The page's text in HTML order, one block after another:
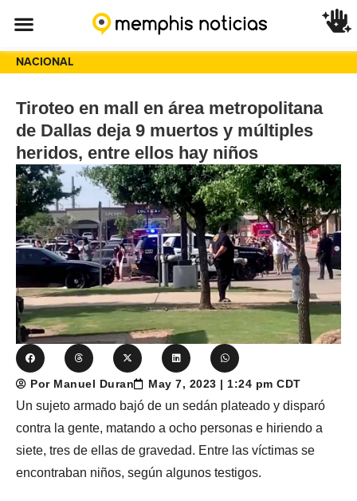
NACIONAL
Tiroteo en mall en área metropolitana
de Dallas deja 9 muertos y múltiples
heridos, entre ellos hay niños
Por Manuel Duran May 7, 2023 | 1:24 pm CDT
Un sujeto armado bajó de un sedán plateado y disparó
contra la gente, matando a ocho personas e hiriendo a
siete, tres de ellas de gravedad. Entre las víctimas se
encontraban niños, según algunos testigos.